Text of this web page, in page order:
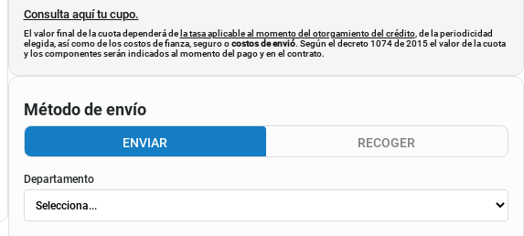
Consulta aquí tu cupo.
El valor final de la cuota dependerá de la tasa aplicable al momento del otorgamiento del crédito, de la periodicidad
elegida, así como de los costos de fianza, seguro ocostos de envió. Según el decreto 1074 de 2015 el valor de la cuota
y los componentes serán indicados al momento del pago y en el contrato.
Método de envío
ENVIAR RECOGER
Departamento